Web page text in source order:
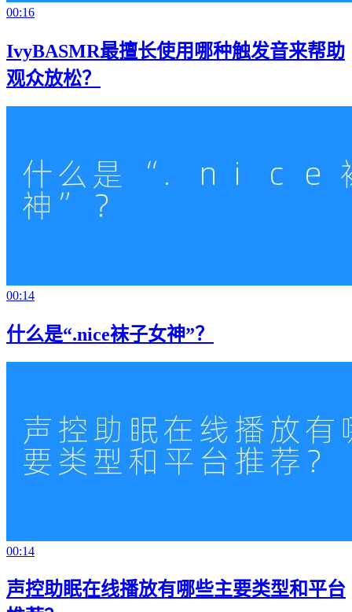
00:16
IvyBASMR最擅长使用哪种触发音来帮助
观众放松？
00:14
什么是“.nice袜子女神”？
00:14
声控助眠在线播放有哪些主要类型和平台